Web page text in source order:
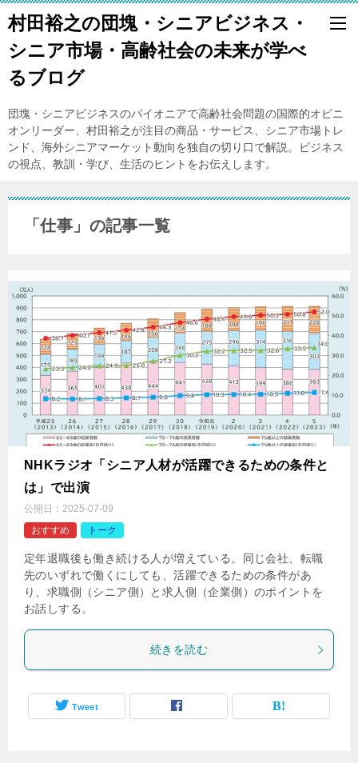
村田裕之の団塊・シニアビジネス・
シニア市場・高齢社会の未来が学べ
るブログ
団塊・シニアビジネスのパイオニアで高齢社会問題の国際的オピニ
オンリーダー、村田裕之が注目の商品・サービス、シニア市場トレ
ンド、海外シニアマーケット動向を独自の切り口で解説。ビジネス
の視点、教訓・学び、生活のヒントをお伝えします。
「仕事」の記事一覧
NHKラジオ「シニア人材が活躍できるための条件と
は」で出演
公開日： 2025-07-09
おすすめ
トーク
定年退職後も働き続ける人が増えている。同じ会社、転職
先のいずれで働くにしても、活躍できるための条件があ
り、求職側（シニア側）と求人側（企業側）のポイントを
お話しする。
続きを読む
Tweet